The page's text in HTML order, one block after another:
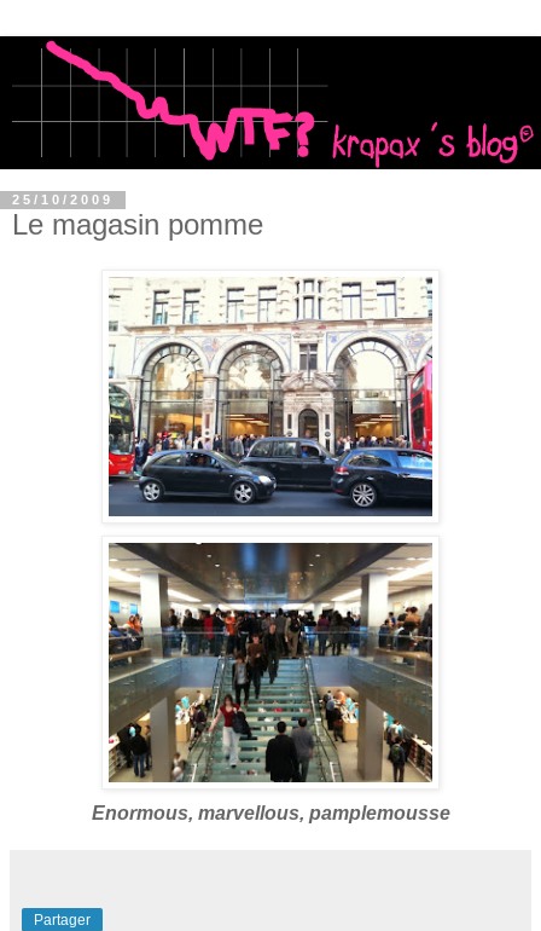
25/10/2009
Le magasin pomme
Enormous, marvellous, pamplemousse
Partager